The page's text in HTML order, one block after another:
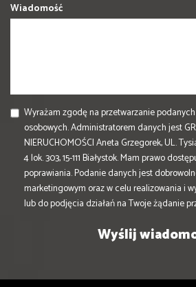
Wiadomość
Wyrażam zgodę na przetwarzanie
osobowych. Administratorem danych jest
NIERUCHOMOŚCI Aneta Grzegorek, UL.
4 lok. 303, 15-111 Białystok. Mam prawo
poprawiania. Podanie danych jest
marketingowym oraz w celu realizowania i
lub do podjęcia działań na Twoje żądanie